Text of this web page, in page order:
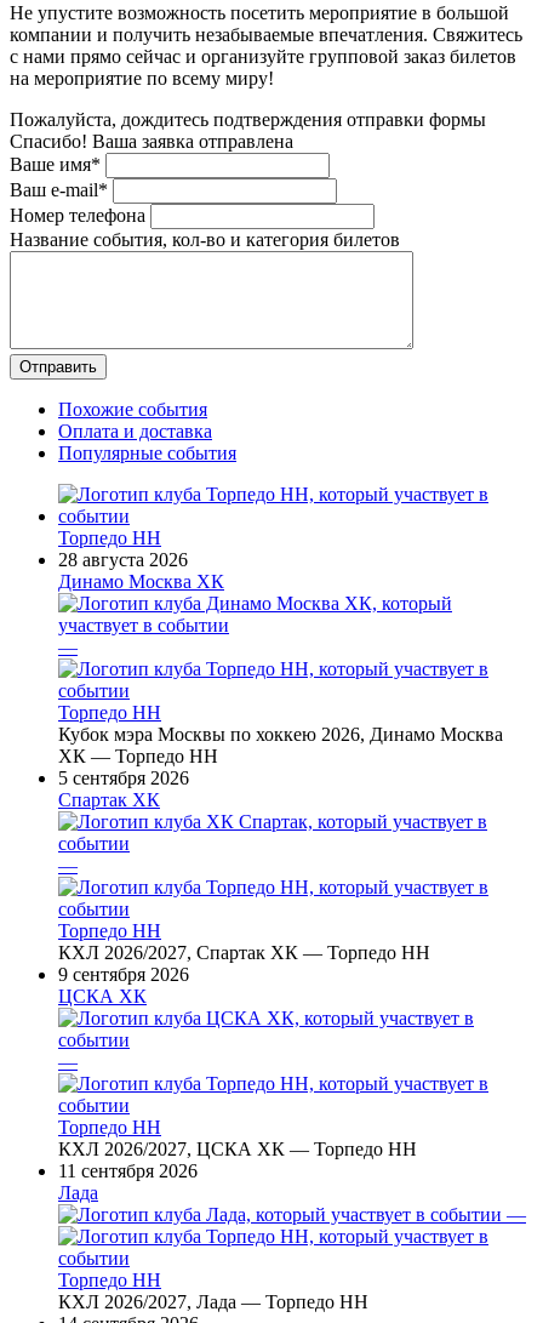
Не упустите возможность посетить мероприятие в большой
компании и получить незабываемые впечатления. Свяжитесь
с нами прямо сейчас и организуйте групповой заказ билетов
на мероприятие по всему миру!
Пожалуйста, дождитесь подтверждения отправки формы
Спасибо! Ваша заявка отправлена
Ваше имя*
Ваш e-mail*
Номер телефона
Название события, кол-во и категория билетов
Похожие события
Оплата и доставка
Популярные события
Торпедо НН
28 августа 2026
Динамо Москва ХК
—
Торпедо НН
Кубок мэра Москвы по хоккею 2026, Динамо Москва
ХК — Торпедо НН
5 сентября 2026
Спартак ХК
—
Торпедо НН
КХЛ 2026/2027, Спартак ХК — Торпедо НН
9 сентября 2026
ЦСКА ХК
—
Торпедо НН
КХЛ 2026/2027, ЦСКА ХК — Торпедо НН
11 сентября 2026
Лада
—
Торпедо НН
КХЛ 2026/2027, Лада — Торпедо НН